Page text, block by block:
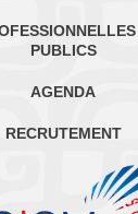
PUBLICS
AGENDA
RECRUTEMENT